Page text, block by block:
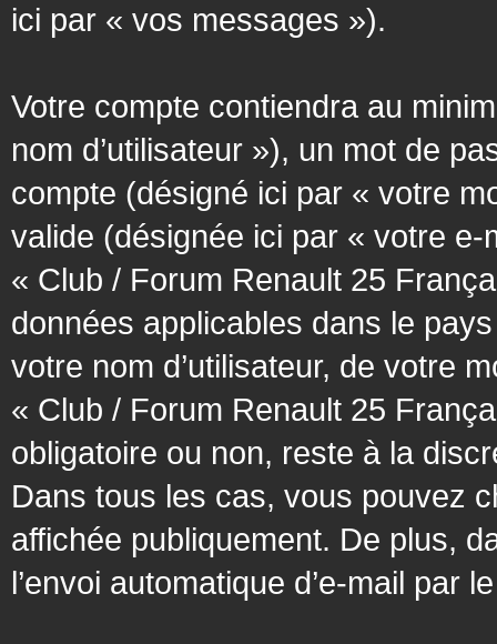
ici par « vos messages »).
Votre compte contiendra au
nom d’utilisateur »), un mot de
compte (désigné ici par « votre
valide (désignée ici par « votre
« Club / Forum Renault 25
données applicables dans le
votre nom d’utilisateur, de votre
« Club / Forum Renault 25
obligatoire ou non, reste à la
Dans tous les cas, vous pouvez
affichée publiquement. De plus,
l’envoi automatique d’e-mail par